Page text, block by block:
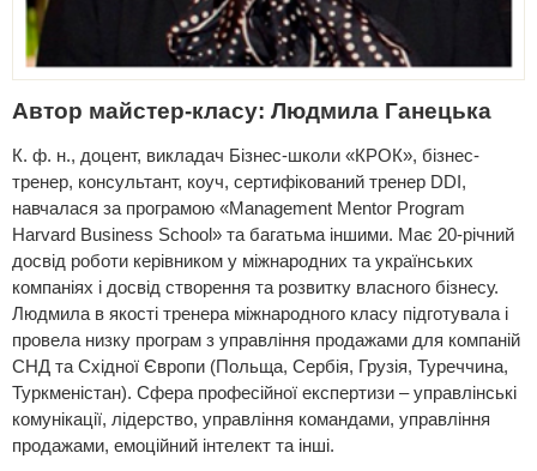
Автор майстер-класу: Людмила Ганецька
К. ф. н., доцент, викладач Бізнес-школи «КРОК», бізнес-
тренер, консультант, коуч, сертифікований тренер DDI,
навчалася за програмою «Management Mentor Program
Harvard Business School» та багатьма іншими. Має 20-річний
досвід роботи керівником у міжнародних та українських
компаніях і досвід створення та розвитку власного бізнесу.
Людмила в якості тренера міжнародного класу підготувала і
провела низку програм з управління продажами для компаній
СНД та Східної Європи (Польща, Сербія, Грузія, Туреччина,
Туркменістан). Сфера професійної експертизи – управлінські
комунікації, лідерство, управління командами, управління
продажами, емоційний інтелект та інші.